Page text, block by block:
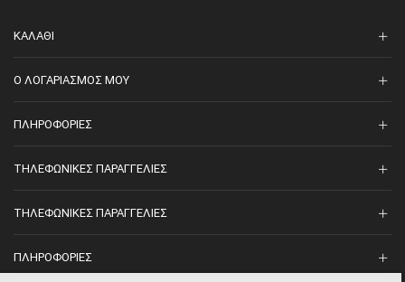
ΚΑΛΆΘΙ
O ΛΟΓΑΡΙΑΣΜΌΣ ΜΟΥ
ΠΛΗΡΟΦΟΡΊΕΣ
ΤΗΛΕΦΩΝΙΚΈΣ ΠΑΡΑΓΓΕΛΊΕΣ
ΤΗΛΕΦΩΝΙΚΈΣ ΠΑΡΑΓΓΕΛΊΕΣ
ΠΛΗΡΟΦΟΡΊΕΣ